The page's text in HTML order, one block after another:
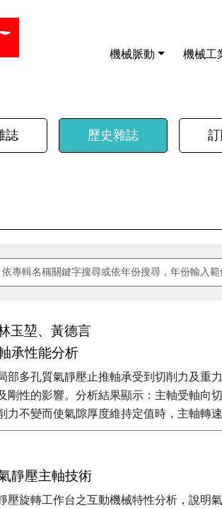
機械脈動 機械工
誌 歷史雜誌
玉堃、黃德言
承性能分析
部多孔質氣靜壓止推軸承受到切削力及
剛性的影響。分析結果顯示：主軸受軸
力不變而使氣隙厚度維持定值時，主軸轉
靜壓主軸技術
壓旋轉工作台之互動機械特性分析，說